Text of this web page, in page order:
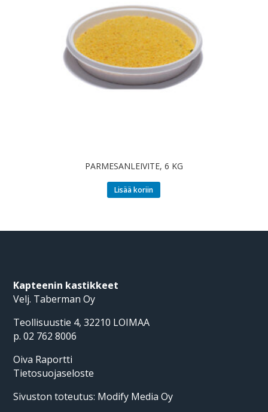
PARMESANLEIVITE, 6 KG
Lisää koriin
Kapteenin kastikkeet
Velj. Taberman Oy
Teollisuustie 4, 32210 LOIMAA
p. 02 762 8006
Oiva Raportti
Tietosuojaseloste
Sivuston toteutus: Modify Media Oy